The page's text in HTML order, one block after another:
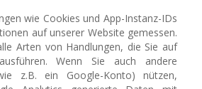
wie Cookies und App-Instanz-IDs
auf unserer Website gemessen.
Arten von Handlungen, die Sie auf
Wenn Sie auch andere
z.B. ein Google-Konto) nützen,